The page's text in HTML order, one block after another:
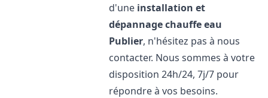
d'une installation et
dépannage chauffe eau
Publier, n'hésitez pas à nous
contacter. Nous sommes à votre
disposition 24h/24, 7j/7 pour
répondre à vos besoins.